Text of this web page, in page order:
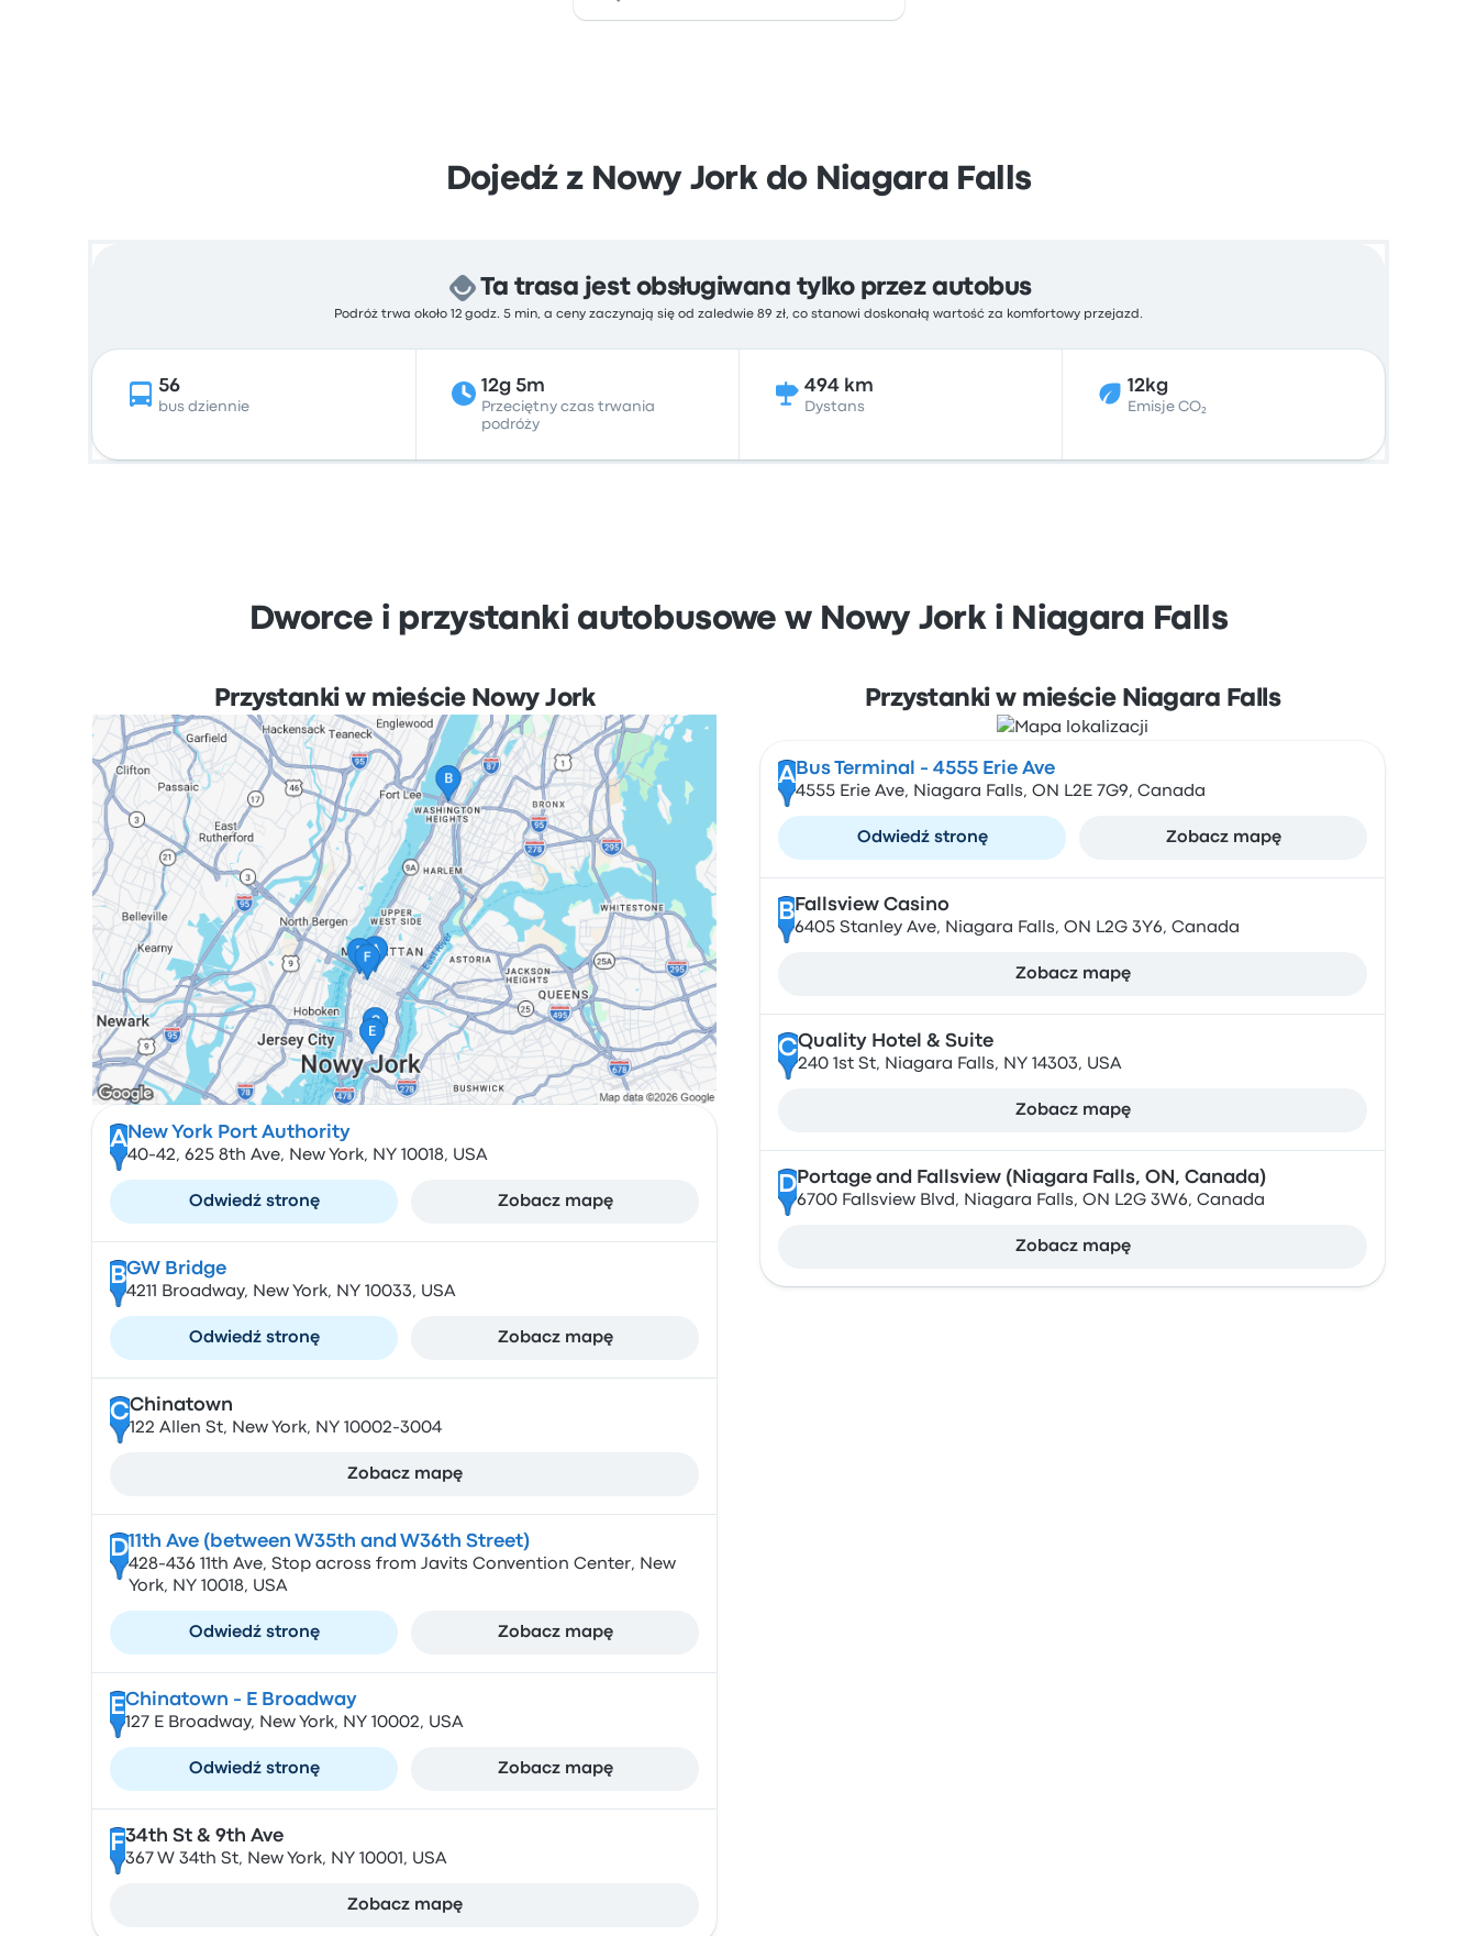
Dojedź z Nowy Jork do Niagara Falls
Ta trasa jest obsługiwana tylko przez autobus
Podróż trwa około 12 godz. 5 min, a ceny zaczynają się od zaledwie 89 zł, co stanowi doskonałą wartość za komfortowy przejazd.
56
bus dziennie
12g 5m
Przeciętny czas trwania
podróży
494 km
Dystans
12kg
Emisje CO₂
Dworce i przystanki autobusowe w Nowy Jork i Niagara Falls
Przystanki w mieście Nowy Jork
A New York Port Authority
40-42, 625 8th Ave, New York, NY 10018, USA
Odwiedź stronę Zobacz mapę
BGW Bridge
4211 Broadway, New York, NY 10033, USA
Odwiedź stronę Zobacz mapę
CChinatown
122 Allen St, New York, NY 10002-3004
Zobacz mapę
D11th Ave (between W35th and W36th Street)
428-436 11th Ave, Stop across from Javits Convention Center, New
York, NY 10018, USA
Odwiedź stronę Zobacz mapę
EChinatown - E Broadway
127 E Broadway, New York, NY 10002, USA
Odwiedź stronę Zobacz mapę
F34th St & 9th Ave
367 W 34th St, New York, NY 10001, USA
Zobacz mapę
Przystanki w mieście Niagara Falls
A Bus Terminal - 4555 Erie Ave
4555 Erie Ave, Niagara Falls, ON L2E 7G9, Canada
Odwiedź stronę Zobacz mapę
B Fallsview Casino
6405 Stanley Ave, Niagara Falls, ON L2G 3Y6, Canada
Zobacz mapę
CQuality Hotel & Suite
240 1st St, Niagara Falls, NY 14303, USA
Zobacz mapę
DPortage and Fallsview (Niagara Falls, ON, Canada)
6700 Fallsview Blvd, Niagara Falls, ON L2G 3W6, Canada
Zobacz mapę